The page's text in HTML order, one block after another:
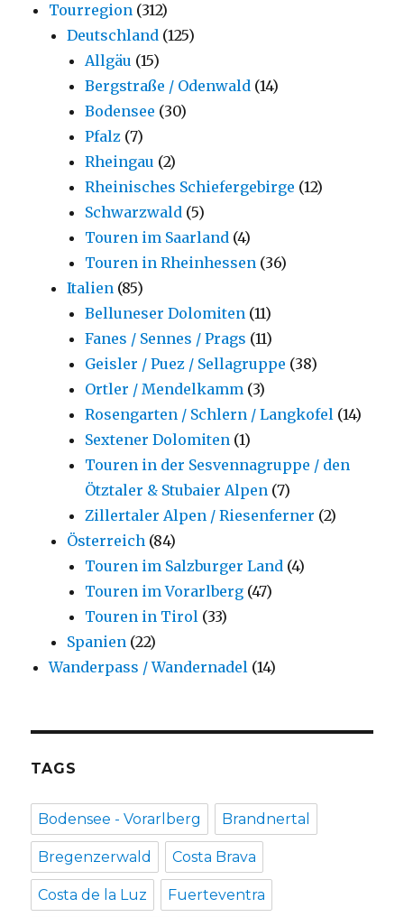
Tourregion (312)
Deutschland (125)
Allgäu (15)
Bergstraße / Odenwald (14)
Bodensee (30)
Pfalz (7)
Rheingau (2)
Rheinisches Schiefergebirge (12)
Schwarzwald (5)
Touren im Saarland (4)
Touren in Rheinhessen (36)
Italien (85)
Belluneser Dolomiten (11)
Fanes / Sennes / Prags (11)
Geisler / Puez / Sellagruppe (38)
Ortler / Mendelkamm (3)
Rosengarten / Schlern / Langkofel (14)
Sextener Dolomiten (1)
Touren in der Sesvennagruppe / den
Ötztaler & Stubaier Alpen (7)
Zillertaler Alpen / Riesenferner (2)
Österreich (84)
Touren im Salzburger Land (4)
Touren im Vorarlberg (47)
Touren in Tirol (33)
Spanien (22)
Wanderpass / Wandernadel (14)
TAGS
Bodensee - Vorarlberg Brandnertal
Bregenzerwald Costa Brava
Costa de la Luz Fuerteventra